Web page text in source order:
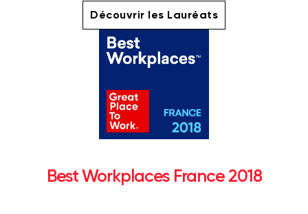
Découvrir les Lauréats
Best Workplaces France 2018